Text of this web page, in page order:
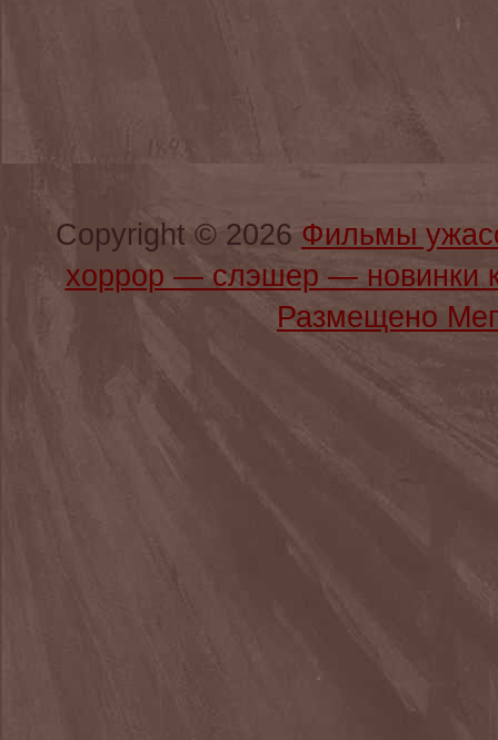
Copyright © 2026 Фильмы
хоррор — слэшер —
Размещено